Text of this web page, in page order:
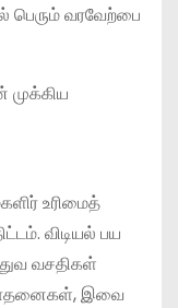
பெரும் வரவேற்பை
முக்கிய
உரிமைத்
விடியல் பய
வசதிகள்
இவை